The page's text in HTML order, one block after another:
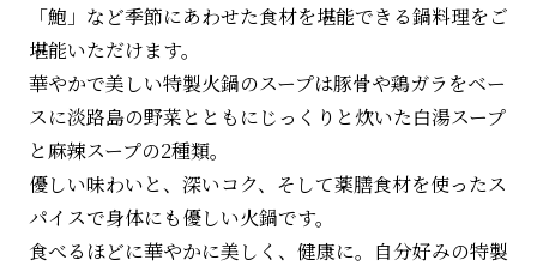
「鮑」など季節にあわせた食材を堪能できる鍋料理をご
堪能いただけます。
華やかで美しい特製火鍋のスープは豚骨や鶏ガラをベー
スに淡路島の野菜とともにじっくりと炊いた白湯スープ
と麻辣スープの2種類。
優しい味わいと、深いコク、そして薬膳食材を使ったス
パイスで身体にも優しい火鍋です。
⾷べるほどに華やかに美しく、健康に。⾃分好みの特製